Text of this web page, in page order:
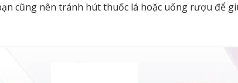
cũng nên tránh hút thuốc lá hoặc uống rượu để